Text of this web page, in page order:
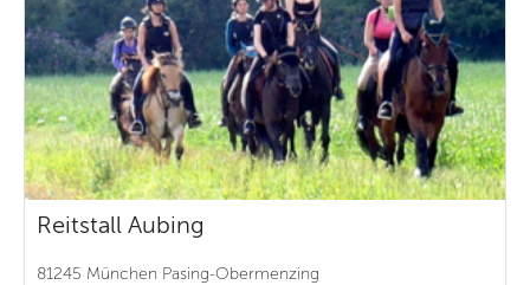
Reitstall Aubing
81245 München Pasing-Obermenzing